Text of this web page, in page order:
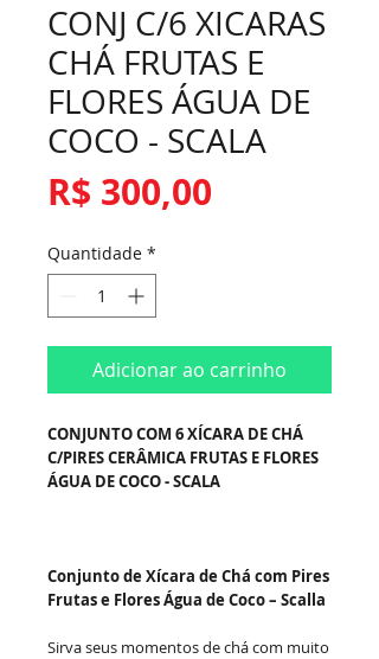
CONJ C/6 XICARAS
CHÁ FRUTAS E
FLORES ÁGUA DE
COCO - SCALA
R$ 300,00
Quantidade *
Adicionar ao carrinho
CONJUNTO COM 6 XÍCARA DE CHÁ
C/PIRES CERÂMICA FRUTAS E FLORES
ÁGUA DE COCO - SCALA
Conjunto de Xícara de Chá com Pires
Frutas e Flores Água de Coco – Scalla
Sirva seus momentos de chá com muito